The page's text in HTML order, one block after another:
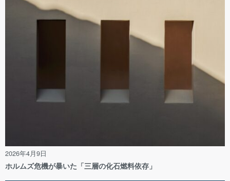
2026年4月9日
ホルムズ危機が暴いた「三層の化石燃料依存」